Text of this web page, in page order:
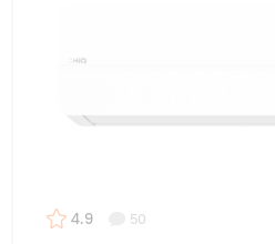
4.9 50